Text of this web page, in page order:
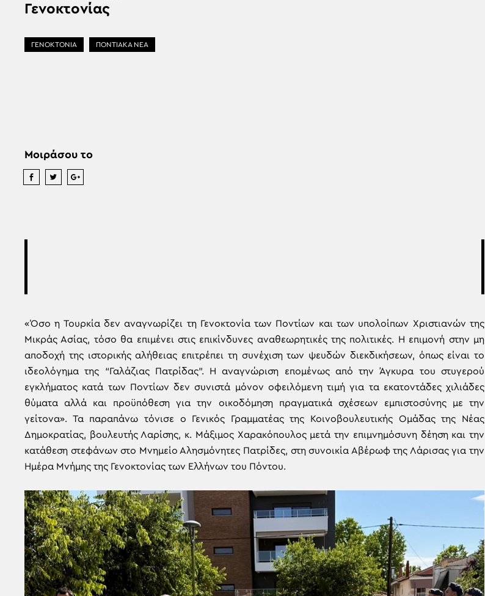
Γενοκτονίας
ΓΕΝΟΚΤΟΝΙΑ ΠΟΝΤΙΑΚΑ ΝΕΑ
Μοιράσου το
«Όσο η Τουρκία δεν αναγνωρίζει τη Γενοκτονία των Ποντίων και των υπολοίπων Χριστιανών της
Μικράς Ασίας, τόσο θα επιμένει στις επικίνδυνες αναθεωρητικές της πολιτικές. Η επιμονή στην μη
αποδοχή της ιστορικής αλήθειας επιτρέπει τη συνέχιση των ψευδών διεκδικήσεων, όπως είναι το
ιδεολόγημα της “Γαλάζιας Πατρίδας”. Η αναγνώριση επομένως από την Άγκυρα του στυγερού
εγκλήματος κατά των Ποντίων δεν συνιστά μόνον οφειλόμενη τιμή για τα εκατοντάδες χιλιάδες
θύματα αλλά και προϋπόθεση για την οικοδόμηση πραγματικά σχέσεων εμπιστοσύνης με την
γείτονα». Τα παραπάνω τόνισε ο Γενικός Γραμματέας της Κοινοβουλευτικής Ομάδας της Νέας
Δημοκρατίας, βουλευτής Λαρίσης, κ. Μάξιμος Χαρακόπουλος μετά την επιμνημόσυνη δέηση και την
κατάθεση στεφάνων στο Μνημείο Αλησμόνητες Πατρίδες, στη συνοικία Αβέρωφ της Λάρισας για την
Ημέρα Μνήμης της Γενοκτονίας των Ελλήνων του Πόντου.